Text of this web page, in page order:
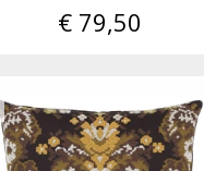
€ 79,50